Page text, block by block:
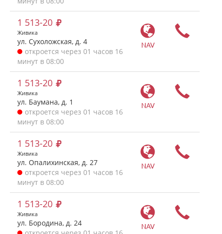
NAV
1 513-20
Живика
ул. Сухоложская, д. 4
откроется через 01 часов 16
минут в 08:00
NAV
1 513-20
Живика
ул. Баумана, д. 1
откроется через 01 часов 16
минут в 08:00
NAV
1 513-20
Живика
ул. Опалихинская, д. 27
откроется через 01 часов 16
минут в 08:00
NAV
1 513-20
Живика
ул. Бородина, д. 24